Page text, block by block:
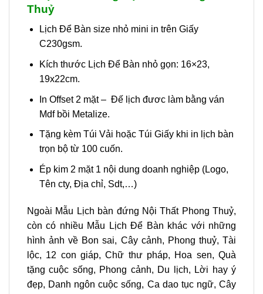
Thuỷ
Lịch Để Bàn size nhỏ mini in trên Giấy
C230gsm.
Kích thước Lịch Để Bàn nhỏ gọn: 16×23,
19x22cm.
In Offset 2 mặt – Đế lịch đươc làm bằng ván
Mdf bồi Metalize.
Tặng kèm Túi Vải hoặc Túi Giấy khi in lịch bàn
trọn bộ từ 100 cuốn.
Ép kim 2 mặt 1 nội dung doanh nghiệp (Logo,
Tên cty, Địa chỉ, Sdt,…)
Ngoài Mẫu Lịch bàn đứng Nội Thất Phong Thuỷ,
còn có nhiều Mẫu Lịch Để Bàn khác với những
hình ảnh về Bon sai, Cây cảnh, Phong thuỷ, Tài
lộc, 12 con giáp, Chữ thư pháp, Hoa sen, Quà
tặng cuộc sống, Phong cảnh, Du lịch, Lời hay ý
đẹp, Danh ngôn cuộc sống, Ca dao tục ngữ, Cây